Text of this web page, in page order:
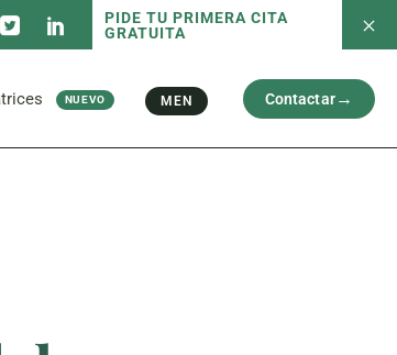
PIDE TU PRIMERA CITA
GRATUITA
NUEVO MEN Contactar
Brazos y Piernas
después